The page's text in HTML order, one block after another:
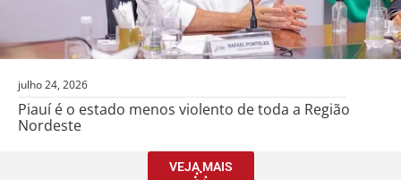
julho 24, 2026
Piauí é o estado menos violento de toda a Região
Nordeste
VEJA MAIS